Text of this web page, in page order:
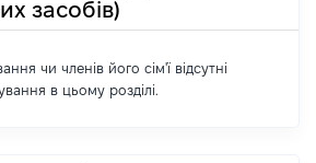
засобів)
чи членів його сім'ї відсутні
в цьому розділі.